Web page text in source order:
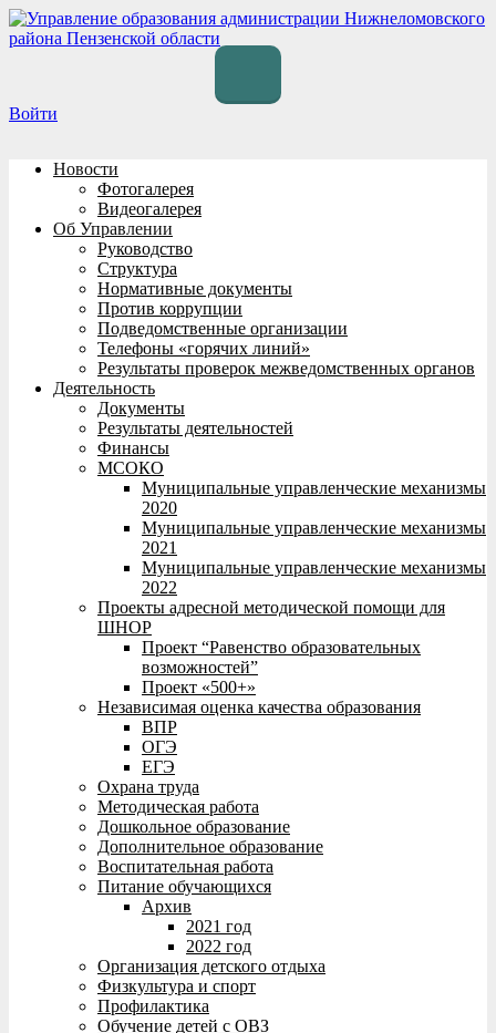
Перейти
к
Войти
Новости
Фотогалерея
Видеогалерея
Об Управлении
Руководство
Структура
Нормативные документы
Против коррупции
Подведомственные организации
Телефоны «горячих линий»
Результаты проверок межведомственных органов
Деятельность
Документы
Результаты деятельностей
Финансы
МСОКО
Муниципальные управленческие механизмы
2020
Муниципальные управленческие механизмы
2021
Муниципальные управленческие механизмы
2022
Проекты адресной методической помощи для
ШНОР
Проект “Равенство образовательных
возможностей”
Проект «500+»
Независимая оценка качества образования
ВПР
ОГЭ
ЕГЭ
Охрана труда
Методическая работа
Дошкольное образование
Дополнительное образование
Воспитательная работа
Питание обучающихся
Архив
2021 год
2022 год
Организация детского отдыха
Физкультура и спорт
Профилактика
Обучение детей с ОВЗ